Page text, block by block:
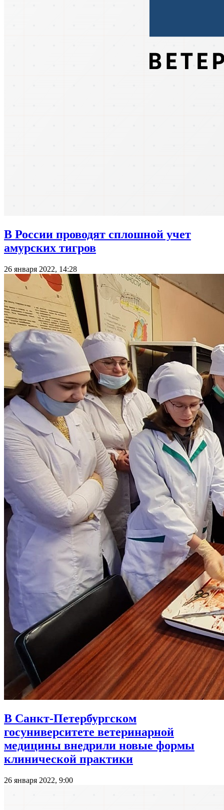
В России проводят сплошной учет
амурских тигров
26 января 2022, 14:28
В Санкт-Петербургском
госуниверситете ветеринарной
медицины внедрили новые формы
клинической практики
26 января 2022, 9:00